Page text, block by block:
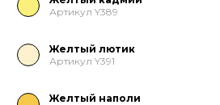
Артикул Y389
Желтый лютик
Артикул Y391
Желтый наполи